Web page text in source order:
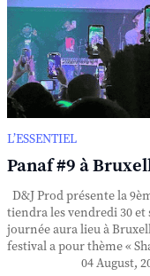
L’ESSENTIEL
Panaf #9 à
D&J Prod présente la
tiendra les vendredi 30 et
journée aura lieu à
festival a pour thème «
04 August,